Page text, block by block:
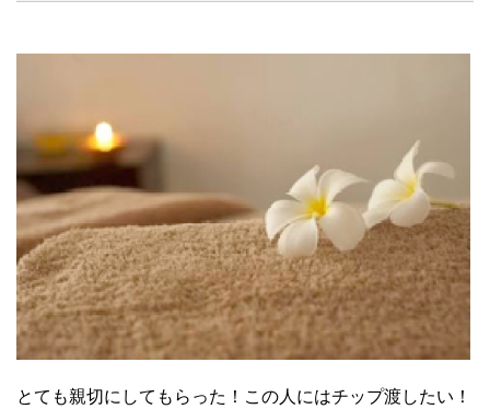
とても親切にしてもらった！この人にはチップ渡したい！